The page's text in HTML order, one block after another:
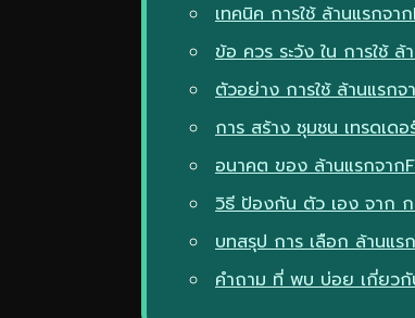
เทคนิค การใช้ ล้านแรกจา
ข้อ ควร ระวัง ใน การใช้
ตัวอย่าง การใช้ ล้านแรก
การ สร้าง ชุมชน เทรดเด
อนาคต ของ ล้านแรกจา
วิธี ป้องกัน ตัว เอง จาก
บทสรุป การ เลือก ล้านแร
คำถาม ที่ พบ บ่อย เกี่ยว